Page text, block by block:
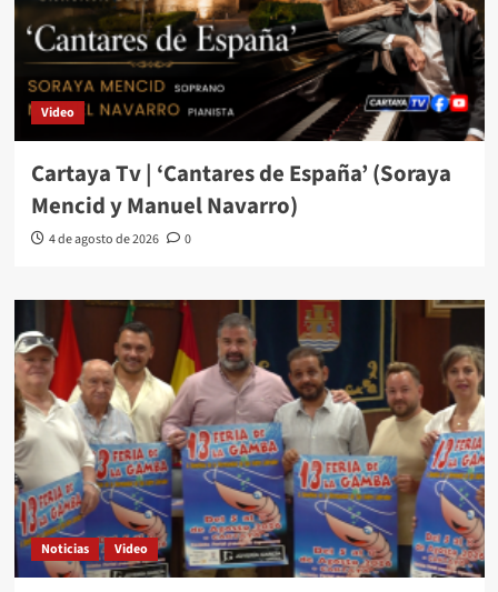
Video
Cartaya Tv | ‘Cantares de España’ (Soraya
Mencid y Manuel Navarro)
4 de agosto de 2026 0
Noticias Video